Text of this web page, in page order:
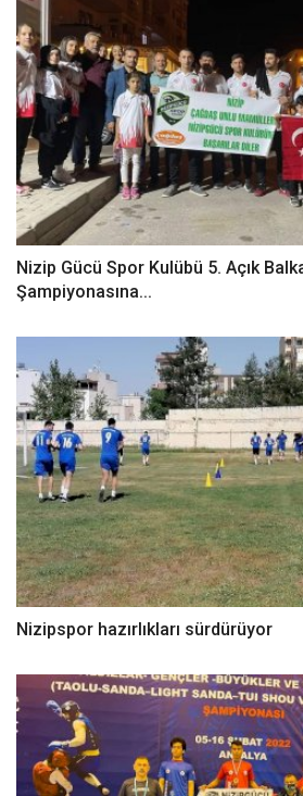
Nizip Gücü Spor Kulübü 5. Açık
Şampiyonasına...
Nizipspor hazırlıkları sürdürüyor